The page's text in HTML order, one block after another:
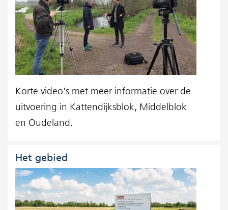
Korte video's met meer informatie over de
uitvoering in Kattendijksblok, Middelblok
en Oudeland.
Het gebied